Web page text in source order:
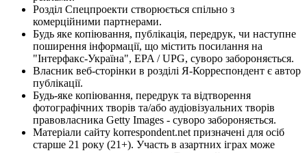
Розділ Спецпроекти створюється спільно з
комерційними партнерами.
Будь яке копіювання, публікація, передрук, чи наступне
поширення інформації, що містить посилання на
"Інтерфакс-Україна", EPA / UPG, суворо забороняється.
Власник веб-сторінки в розділі Я-Корреспондент є автор
публікації.
Будь-яке копіювання, передрук та відтворення
фотографічних творів та/або аудіовізуальних творів
правовласника Getty Images - суворо забороняється.
Матеріали сайту korrespondent.net призначені для осіб
старше 21 року (21+). Участь в азартних іграх може